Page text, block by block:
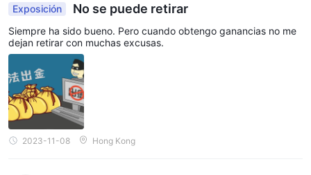
Exposición No se puede retirar
Siempre ha sido bueno. Pero cuando obtengo ganancias no me
dejan retirar con muchas excusas.
2023-11-08 Hong Kong